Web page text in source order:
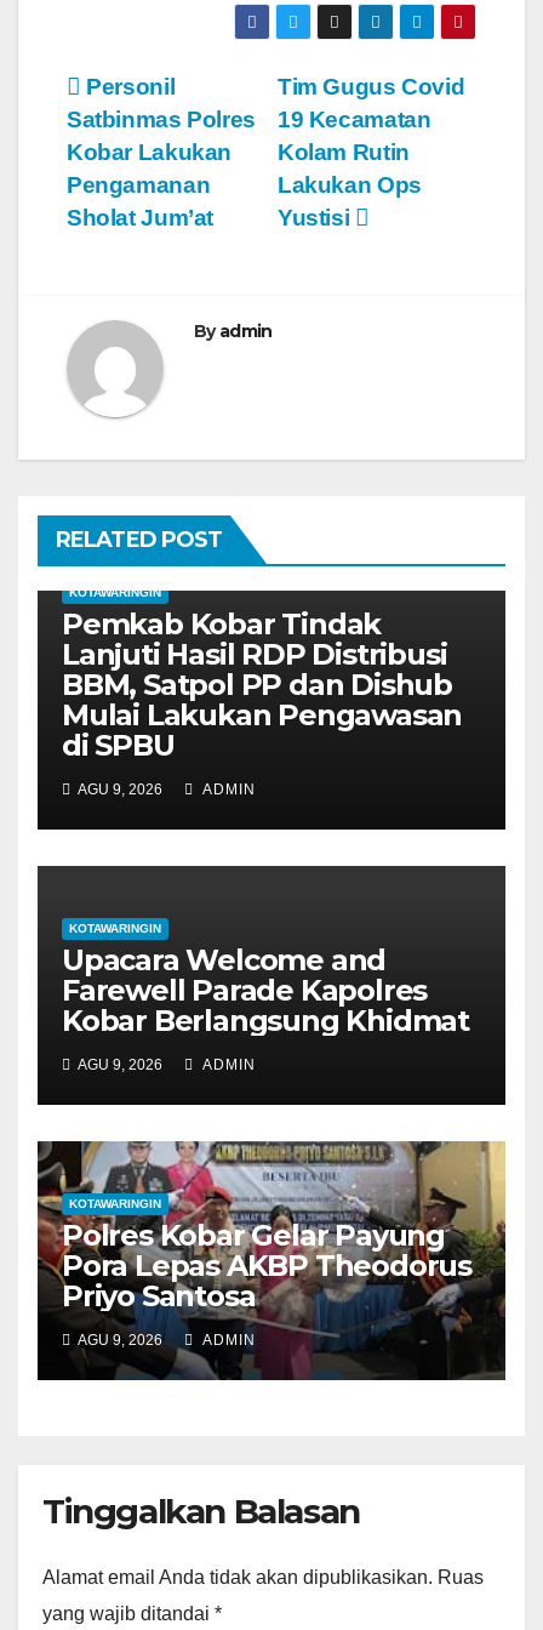
N
a
v
a
s
o
s
Tim Gugus Covid
19 Kecamatan
Kolam Rutin
Lakukan Ops
Yustisi
Personil
Satbinmas Polres
Kobar Lakukan
Pengamanan
Sholat Jum’at
Byadmin
RELATED POST
KOTAWARINGIN
Pemkab Kobar Tindak
Lanjuti Hasil RDP Distribusi
BBM, Satpol PP dan Dishub
Mulai Lakukan Pengawasan
di SPBU
AGU 9, 2026 ADMIN
KOTAWARINGIN
Upacara Welcome and
Farewell Parade Kapolres
Kobar Berlangsung Khidmat
AGU 9, 2026 ADMIN
KOTAWARINGIN
Polres Kobar Gelar Payung
Pora Lepas AKBP Theodorus
Priyo Santosa
AGU 9, 2026 ADMIN
Tinggalkan Balasan
Alamat email Anda tidak akan dipublikasikan. Ruas
yang wajib ditandai *